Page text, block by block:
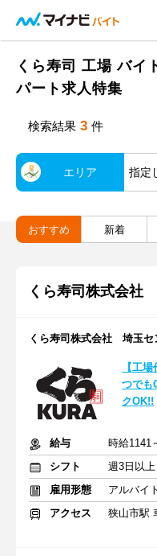
くら寿司 工場 バイ
パート求人特集
検索結果 3 件
エリア 指定
おすすめ 新着
くら寿司株式会社
くら寿司株式会社 埼玉セ
【工
つでも
クOK!!
給与
時給1141
シフト
週3日以
雇用形態
アルバイ
アクセス
狭山市駅